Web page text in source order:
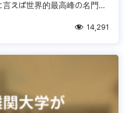
えば世界的最高峰の名門大
14,291